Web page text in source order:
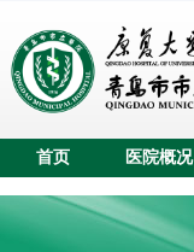
首页 医院概况